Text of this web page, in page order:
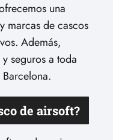
una
marcas de cascos
Además,
seguros a toda
de airsoft?